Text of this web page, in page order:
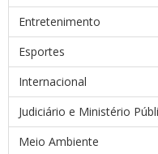
Entretenimento
Esportes
Internacional
Judiciário e Ministério
Meio Ambiente